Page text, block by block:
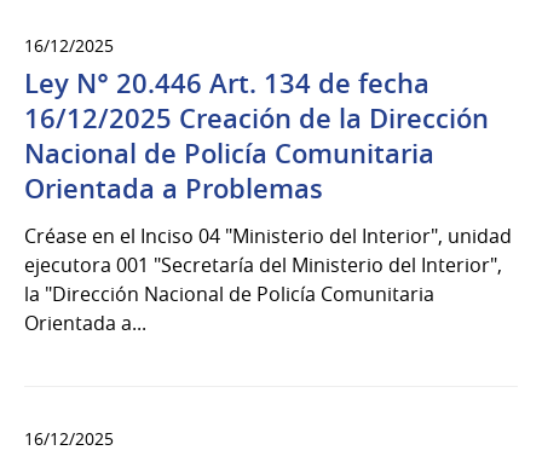
16/12/2025
Ley N° 20.446 Art. 134 de fecha
16/12/2025 Creación de la Dirección
Nacional de Policía Comunitaria
Orientada a Problemas
Créase en el Inciso 04 "Ministerio del Interior", unidad
ejecutora 001 "Secretaría del Ministerio del Interior",
la "Dirección Nacional de Policía Comunitaria
Orientada a...
16/12/2025